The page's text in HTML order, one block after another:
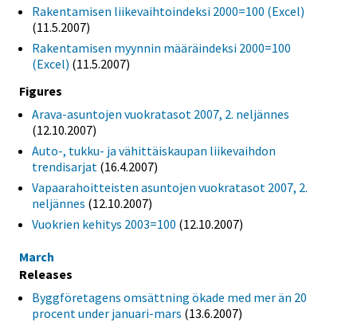
Rakentamisen liikevaihtoindeksi 2000=100 (Excel)
(11.5.2007)
Rakentamisen myynnin määräindeksi 2000=100
(Excel) (11.5.2007)
Figures
Arava-asuntojen vuokratasot 2007, 2. neljännes
(12.10.2007)
Auto-, tukku- ja vähittäiskaupan liikevaihdon
trendisarjat (16.4.2007)
Vapaarahoitteisten asuntojen vuokratasot 2007, 2.
neljännes (12.10.2007)
Vuokrien kehitys 2003=100 (12.10.2007)
March
Releases
Byggföretagens omsättning ökade med mer än 20
procent under januari-mars (13.6.2007)